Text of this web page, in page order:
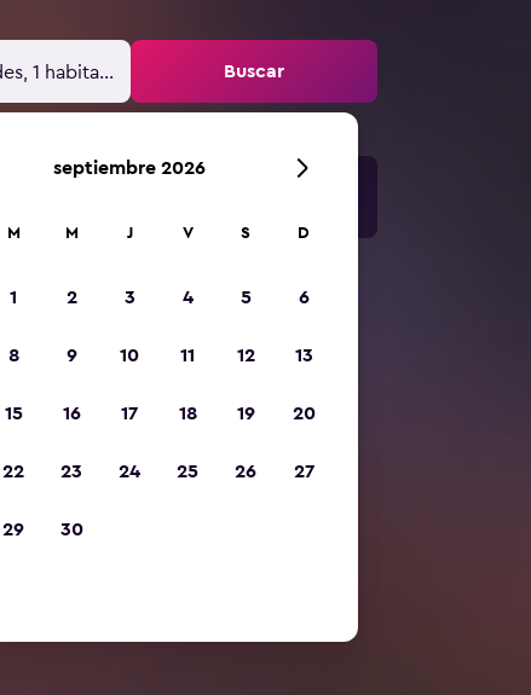
1 habitación Buscar
septiembre 2026
M M J V S D
1 2 3 4 5 6
8 9 10 11 12 13
15 16 17 18 19 20
22 23 24 25 26 27
29 30